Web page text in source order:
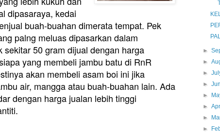
dipasaraya, kedai
buah-buahan dimerata tempat. Pek
palng meluas dipasarkan dalam
sekitar 50 gram dijual dengan harga
yang membeli jambu batu di RnR
akan membeli asam boi ini jika
air, mangga atau buah-buahan lain. Ada
dengan harga jualan lebih tinggi
►
►
►
►
►
►
►
►